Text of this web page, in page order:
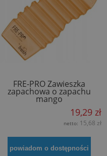
FRE-PRO Zawieszka
zapachowa o zapachu
mango
19,29 zł
netto: 15,68 zł
powiadom o dostępności